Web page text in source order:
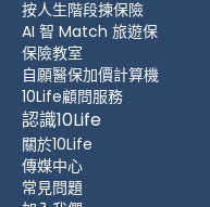
按人生階段揀保險
AI 智 Match 旅遊保
保險教室
自願醫保加價計算機
10Life顧問服務
認識10Life
關於10Life
傳媒中心
常見問題